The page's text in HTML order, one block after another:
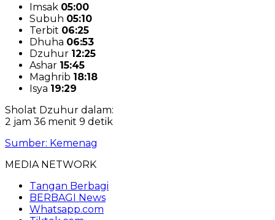
Imsak 05:00
Subuh 05:10
Terbit 06:25
Dhuha 06:53
Dzuhur 12:25
Ashar 15:45
Maghrib 18:18
Isya 19:29
Sholat Dzuhur dalam:
2 jam 36 menit 9 detik
Sumber: Kemenag
MEDIA NETWORK
Tangan Berbagi
BERBAGI News
Whatsapp.com